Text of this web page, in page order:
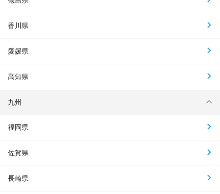
香川県
愛媛県
高知県
九州
福岡県
佐賀県
長崎県